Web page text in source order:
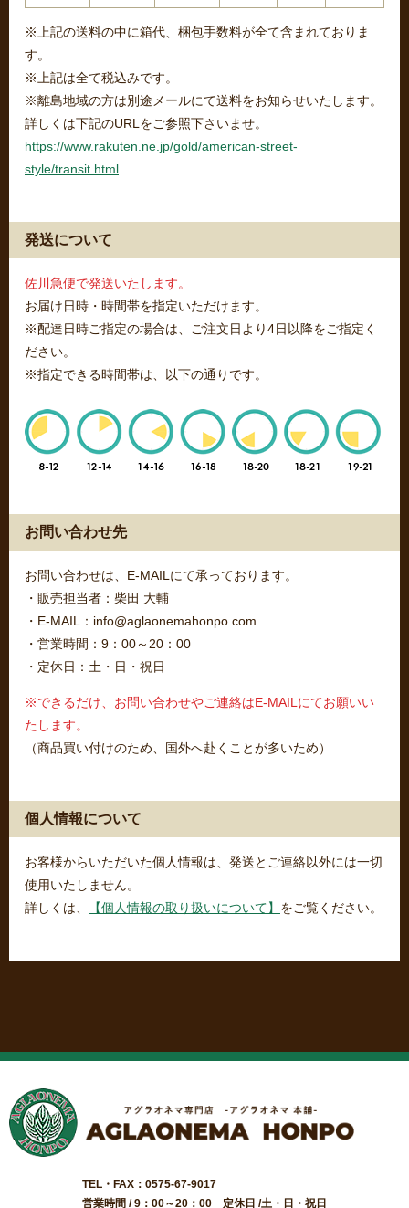
※上記の送料の中に箱代、梱包手数料が全て含まれておりま
す。
※上記は全て税込みです。
※離島地域の方は別途メールにて送料をお知らせいたします。
詳しくは下記のURLをご参照下さいませ。
https://www.rakuten.ne.jp/gold/american-street-
style/transit.html
発送について
佐川急便で発送いたします。
お届け日時・時間帯を指定いただけます。
※配達日時ご指定の場合は、ご注文日より4日以降をご指定く
ださい。
※指定できる時間帯は、以下の通りです。
お問い合わせ先
お問い合わせは、E-MAILにて承っております。
・販売担当者：柴田 大輔
・E-MAIL：info@aglaonemahonpo.com
・営業時間：9：00～20：00
・定休日：土・日・祝日
※できるだけ、お問い合わせやご連絡はE-MAILにてお願いい
たします。
（商品買い付けのため、国外へ赴くことが多いため）
個人情報について
お客様からいただいた個人情報は、発送とご連絡以外には一切
使用いたしません。
詳しくは、
【個人情報の取り扱いについて】 をご覧ください。
TEL・FAX：0575-67-9017
営業時間 / 9：00～20：00 定休日 /土・日・祝日